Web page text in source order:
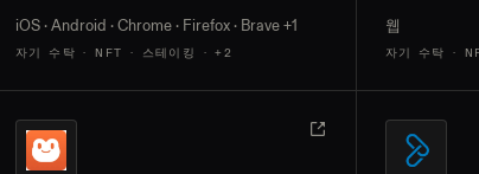
Ledger Nano X signing
iOS · Android · Chrome · Firefox · Brave+1
자기 수탁 · NFT · 스테이킹 · +2
switching,
웹
자기 수탁 ·